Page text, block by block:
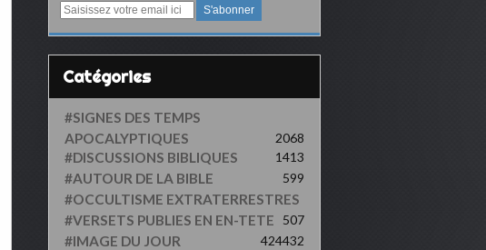
E
a
i
Catégories
#SIGNES DES TEMPS
APOCALYPTIQUES 2068
#DISCUSSIONS BIBLIQUES 1413
#AUTOUR DE LA BIBLE 599
#OCCULTISME EXTRATERRESTRES
507
#VERSETS PUBLIES EN EN-TETE
432
#IMAGE DU JOUR 424